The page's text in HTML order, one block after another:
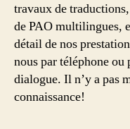
travaux de
de PAO multilingues,
détail de nos
nous par téléphone ou
dialogue. Il n’y a pas
connaissance!